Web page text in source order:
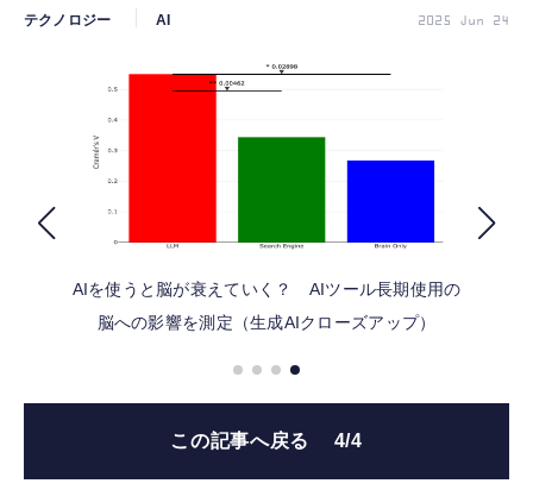
FOLLOW US
テクノロジー AI 2025 Jun 24
AIを使うと脳が衰えていく？ AIツール長期使用の
脳への影響を測定（生成AIクローズアップ）
この記事へ戻る 4/4